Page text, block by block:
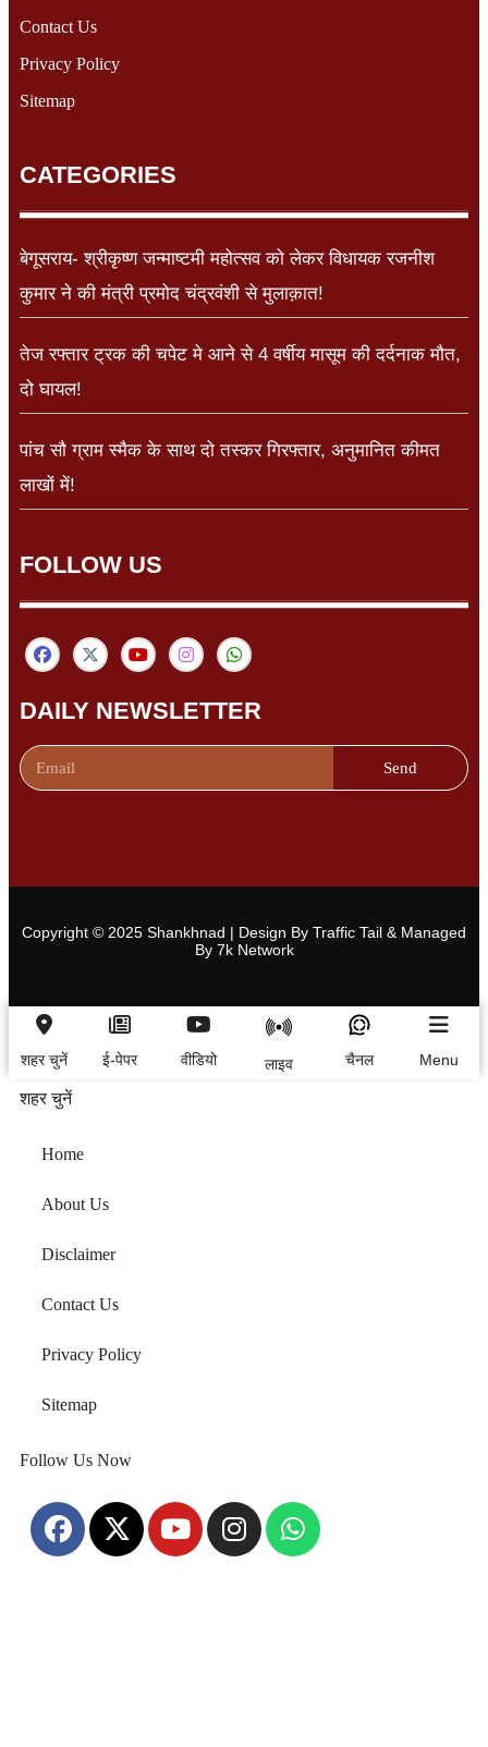
Contact Us
Privacy Policy
Sitemap
CATEGORIES
बेगूसराय- श्रीकृष्ण जन्माष्टमी महोत्सव को लेकर विधायक रजनीश
कुमार ने की मंत्री प्रमोद चंद्रवंशी से मुलाक़ात!
तेज रफ्तार ट्रक की चपेट मे आने से 4 वर्षीय मासूम की दर्दनाक मौत,
दो घायल!
पांच सौ ग्राम स्मैक के साथ दो तस्कर गिरफ्तार, अनुमानित कीमत
लाखों में!
FOLLOW US
DAILY NEWSLETTER
Send
Copyright © 2025 Shankhnad | Design By Traffic Tail & Managed
By 7k Network
शहर चुनें ई-पेपर वीडियो लाइव चैनल Menu
शहर चुनें
Home
About Us
Disclaimer
Contact Us
Privacy Policy
Sitemap
Follow Us Now